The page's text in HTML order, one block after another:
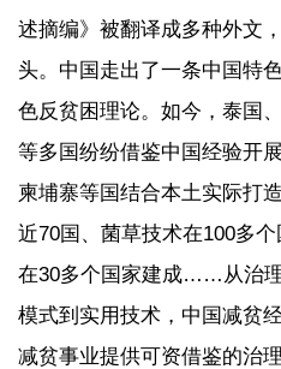
述摘编》被翻译成多种外文
头。中国走出了一条中国特
色反贫困理论。如今，泰国
等多国纷纷借鉴中国经验开
柬埔寨等国结合本土实际打
近70国、菌草技术在100多
在30多个国家建成……从治
模式到实用技术，中国减贫
减贫事业提供可资借鉴的治理